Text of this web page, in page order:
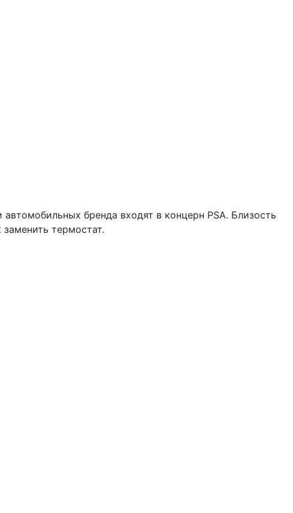
бренда входят в концерн PSA. Близость
термостат.